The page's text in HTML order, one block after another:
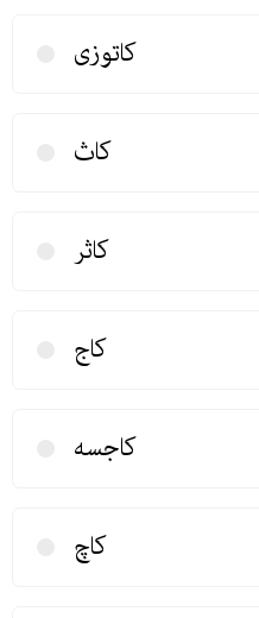
كاتوزی
كاث
كاثر
‌كاج
كاجسه
كاچ